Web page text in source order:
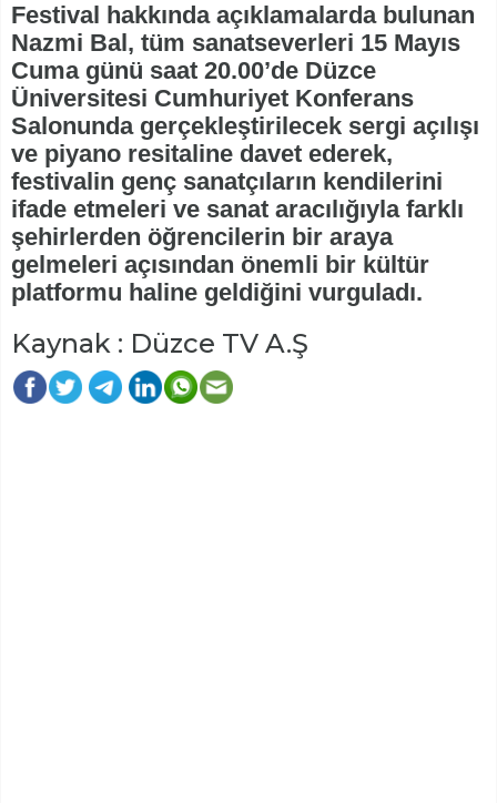
Festival hakkında açıklamalarda bulunan
Nazmi Bal, tüm sanatseverleri 15 Mayıs
Cuma günü saat 20.00’de Düzce
Üniversitesi Cumhuriyet Konferans
Salonunda gerçekleştirilecek sergi açılışı
ve piyano resitaline davet ederek,
festivalin genç sanatçıların kendilerini
ifade etmeleri ve sanat aracılığıyla farklı
şehirlerden öğrencilerin bir araya
gelmeleri açısından önemli bir kültür
platformu haline geldiğini vurguladı.
Kaynak : Düzce TV A.Ş